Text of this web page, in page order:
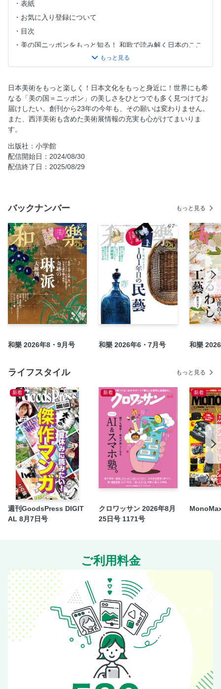
表紙
お気に入り登録について
目次
美の国ニッポンをもっと知る！ 和歌で読み解く日本のここ
坂東玉三郎 私の日課
衣・美・旅 3大プレゼントをご用意しました！
十文字美信「大乗寺十三室」を撮る
静かに秋を愛でる、京都の名庭
〈大特集〉 静寂の京都ありました！
Part2 通が愛する、静かな美術館へ
喧噪の京都コラム1 外国人観光客が行列！TOP5〝意外な
Part4 ひそやかに秋を楽しむ、お散歩ルート5
5
Part5〝京都好き〟が選ぶ静謐を楽しむ、上質の宿15
京ことば都がたり
濱田庄司さんの足跡を辿る
茶の湯の「をかし」帖
武相荘のたからもの
白洲正子さんの「特別装丁本」販売イベントが開催されま
「初役」の喜びと心得
和樂好みな名品＆逸品
ハイジュエリー 新たなる伝説 SCAVIA
繊細さに心ときめく！「手仕事バッグ」
永続的な発展を願って──。世界的名門ブランドと芸術文
化。その揺るぎない絆
新しいスキンケア時代到来！ 向上させるべきは、肌の「回
復力」
美の賢者が語る、今月の至福美容
今月、何かいいコスメ、見つかった？
『悪役は口に苦し』
『和樂web』人気の連載陣がパワーアップ！
『Precious10月号』〈告知〉
和樂十二・一月号のお知らせ
日本美術をもっと楽しく！日本文化をもっと身近に！世界にも希
なる「美の国＝ニッポン」の美しさをひとつでも多く見つけてお
届けしたい。創刊から23年の今年も、その願いは変わりません。
また、西洋美術も含めた美術展情報の充実も心がけてまいりま
す。
出版社：小学館
配信開始日：2024/08/30
配信終了日：2025/08/29
バックナンバー もっと見る
和樂 2026年8・9月号 和樂 2026年6・7月号 和樂
ライフスタイル もっと見る
新着
週刊GoodsPress DIGIT
AL 8月7日号
新着
クロワッサン 2026年8月
25日号 1171号
新着
ご利用料金